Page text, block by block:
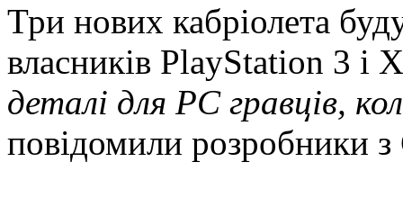
Три нових кабріолета
власників PlayStation 3 і
деталі для РС гравців,
повідомили розробники